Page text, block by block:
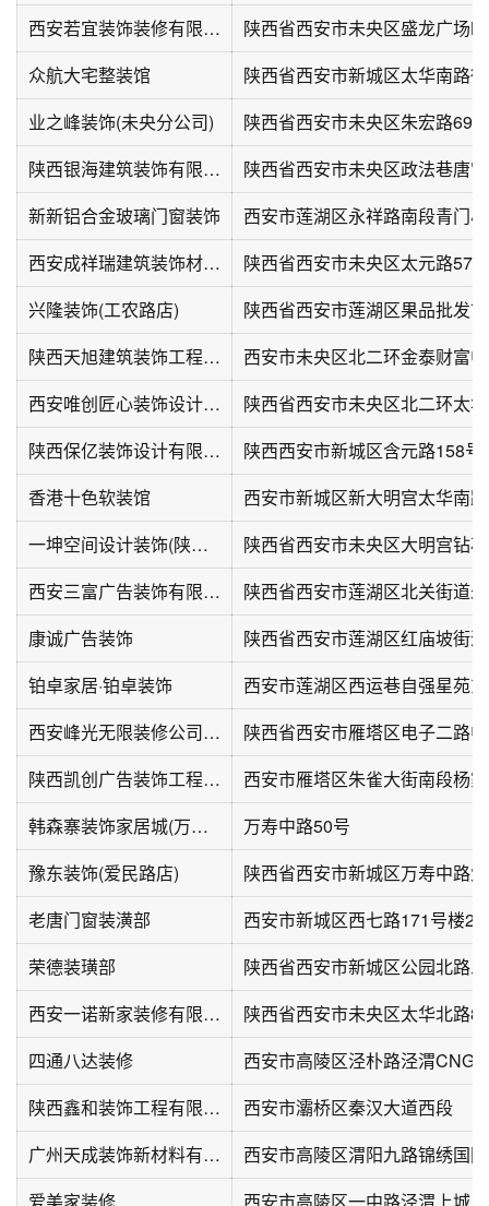
西安若宜装饰装修有限公司
众航大宅整装馆
业之峰装饰(未央分公司)
陕西省西安市未央区朱宏路69
陕西银海建筑装饰有限公司西安办事处
新新铝合金玻璃门窗装饰
西安市莲湖区永祥路南段青门
西安成祥瑞建筑装饰材料有限公司
兴隆装饰(工农路店)
陕西省西安市莲湖区果品批发
陕西天旭建筑装饰工程有限公司
西安市未央区北二环金泰财富
西安唯创匠心装饰设计工程有限公司
陕西保亿装饰设计有限公司
陕西西安市新城区含元路158号
香港十色软装馆
西安市新城区新大明宫太华南
一坤空间设计装饰(陕西)有限公司
西安三富广告装饰有限公司
陕西省西安市莲湖区北关街道
康诚广告装饰
铂卓家居·铂卓装饰
西安市莲湖区西运巷自强星苑
西安峰光无限装修公司(含光路店)
陕西凯创广告装饰工程有限公司
韩森寨装饰家居城(万寿中路店)
万寿中路50号
豫东装饰(爱民路店)
陕西省西安市新城区万寿中路
老唐门窗装潢部
西安市新城区西七路171号楼2
荣德装璜部
西安一诺新家装修有限公司
陕西省西安市未央区太华北路
四通八达装修
陕西鑫和装饰工程有限公司
西安市灞桥区秦汉大道西段
广州天成装饰新材料有限公司
西安市高陵区渭阳九路锦绣国